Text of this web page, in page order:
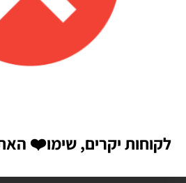
מוצרים
לקוחות יקרים, שימו❤️